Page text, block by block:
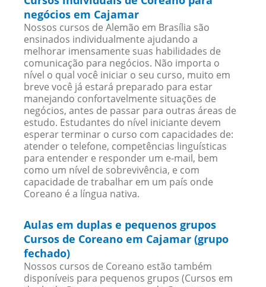
negócios em Cajamar
Nossos cursos de Alemão em Brasília são
ensinados individualmente ajudando a
melhorar imensamente suas habilidades de
comunicação para negócios. Não importa o
nível o qual você iniciar o seu curso, muito em
breve você já estará preparado para estar
manejando confortavelmente situações de
negócios, antes de passar para outras áreas de
estudo. Estudantes do nível iniciante devem
esperar terminar o curso com capacidades de:
atender o telefone, competências linguísticas
para entender e responder um e-mail, bem
como um nível de sobrevivência, e com
capacidade de trabalhar em um país onde
Coreano é a língua nativa.
Aulas em duplas e pequenos grupos
Cursos de Coreano em Cajamar (grupo
fechado)
Nossos cursos de Coreano estão também
disponíveis para pequenos grupos (Cursos em